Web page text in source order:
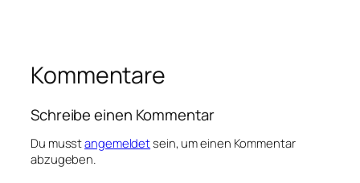
Kommentare
Schreibe einen Kommentar
Du musstangemeldetsein, um einen Kommentar
abzugeben.